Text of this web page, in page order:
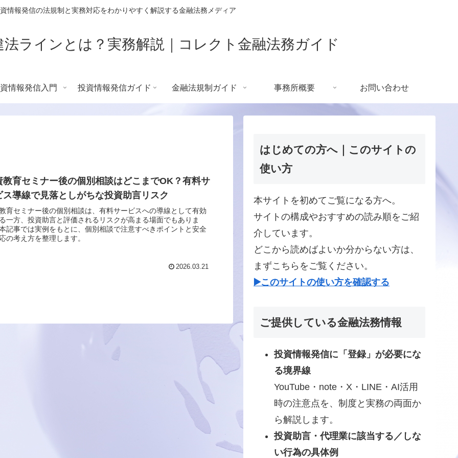
情報発信の法規制と実務対応をわかりやすく解説する金融法務メディア
ラインとは？実務解説｜コレクト金融法務ガイド
情報発信入門 投資情報発信ガイド 金融法規制ガイド 事務所概要 お問い合わせ
教育セミナー後の個別相談はどこまでOK？有料サ
ス導線で見落としがちな投資助言リスク
育セミナー後の個別相談は、有料サービスへの導線として有効
一方、投資助言と評価されるリスクが高まる場面でもありま
記事では実例をもとに、個別相談で注意すべきポイントと安全
の考え方を整理します。
2026.03.21
はじめての方へ｜このサイトの
使い方
本サイトを初めてご覧になる方へ。
サイトの構成やおすすめの読み順をご紹
介しています。
どこから読めばよいか分からない方は、
まずこちらをご覧ください。
▶️このサイトの使い方を確認する
ご提供している金融法務情報
投資情報発信に「登録」が必要にな
る境界線
YouTube・note・X・LINE・AI活用
時の注意点を、制度と実務の両面か
ら解説します。
投資助言・代理業に該当する／しな
い行為の具体例